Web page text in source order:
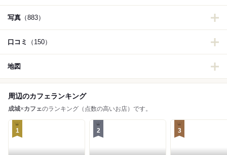
写真 （883）
口コミ （150）
地図
周辺のカフェランキング
成城×カフェのランキング（点数の高いお店）です。
1 2 3